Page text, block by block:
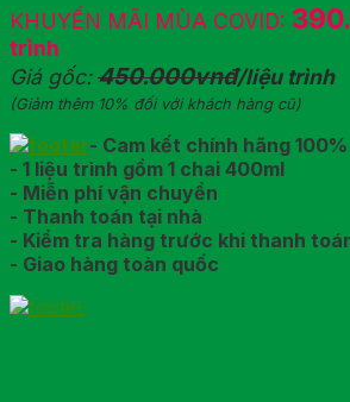
KHUYẾN MÃI MÙA COVID:
trình
Giá gốc:450.000vnđ/liệu trình
(Giảm thêm 10% đối với khách hàng cũ)
- Cam kết chính hãng 100%
- 1 liệu trình gồm 1 chai 400ml
- Miễn phí vận chuyển
- Thanh toán tại nhà
- Kiểm tra hàng trước khi thanh
- Giao hàng toàn quốc